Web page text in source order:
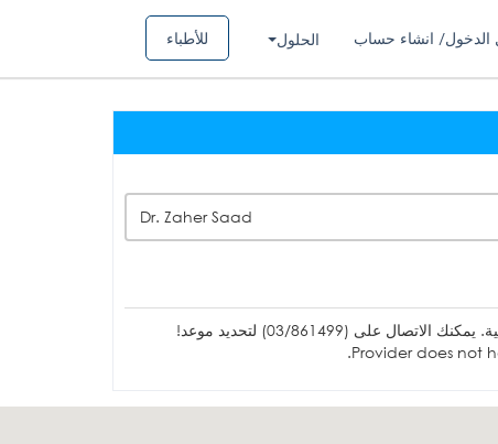
للأطباء الحلول الدخول/ انشاء حساب
Dr. Zaher Saad
على (03/861499) لتحديد موعد!
Provider does not